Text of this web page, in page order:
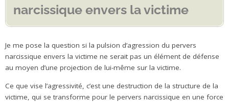
narcissique envers la victime
Je me pose la question si la pulsion d’agression du pervers
narcissique envers la victime ne serait pas un élément de défense
au moyen d’une projection de lui-même sur la victime.
Ce que vise l’agressivité, c’est une destruction de la structure de la
victime, qui se transforme pour le pervers narcissique en une force